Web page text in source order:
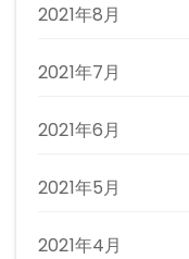
2021年8月
2021年7月
2021年6月
2021年5月
2021年4月